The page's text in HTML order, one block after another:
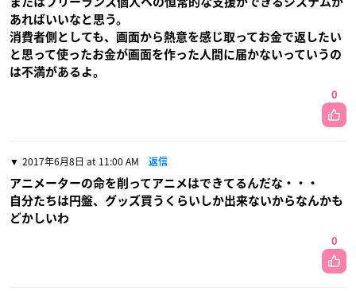
あればいいなと思う。
消費者側としても、画面から熱意を感じ取ってお金で返したい
と思って使ったお金が画面を作った人間に届かないっていうの
は不満があるよ。
0
2017年6月8日 at 11:00 AM 返信
アニメーターの命を削ってアニメはできてるんだな・・・
自分たちは円盤、グッズ買うくらいしか出来ないからなんかも
どかしいわ
0